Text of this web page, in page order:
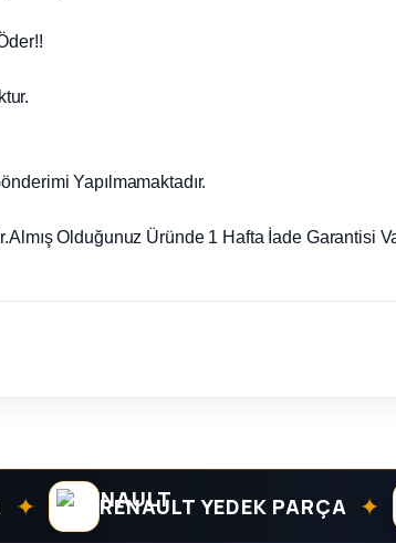
Yapılmamaktadır.
Olduğunuz Üründe 1 Hafta İade Garantisi
RENAULT YEDEK PARÇA ✦